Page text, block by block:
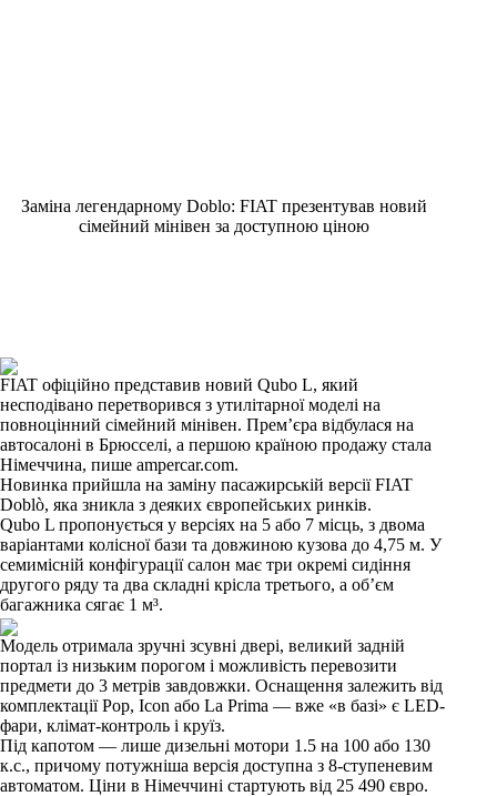
Заміна легендарному Doblо: FIAT презентував новий
сімейний мінівен за доступною ціною
FIAT офіційно представив новий Qubo L, який
несподівано перетворився з утилітарної моделі на
повноцінний сімейний мінівен. Прем’єра відбулася на
автосалоні в Брюсселі, а першою країною продажу стала
Німеччина, пише ampercar.com.
Новинка прийшла на заміну пасажирській версії FIAT
Doblò, яка зникла з деяких європейських ринків.
Qubo L пропонується у версіях на 5 або 7 місць, з двома
варіантами колісної бази та довжиною кузова до 4,75 м. У
семимісній конфігурації салон має три окремі сидіння
другого ряду та два складні крісла третього, а об’єм
багажника сягає 1 м³.
Модель отримала зручні зсувні двері, великий задній
портал із низьким порогом і можливість перевозити
предмети до 3 метрів завдовжки. Оснащення залежить від
комплектації Pop, Icon або La Prima — вже «в базі» є LED-
фари, клімат-контроль і круїз.
Під капотом — лише дизельні мотори 1.5 на 100 або 130
к.с., причому потужніша версія доступна з 8-ступеневим
автоматом. Ціни в Німеччині стартують від 25 490 євро.